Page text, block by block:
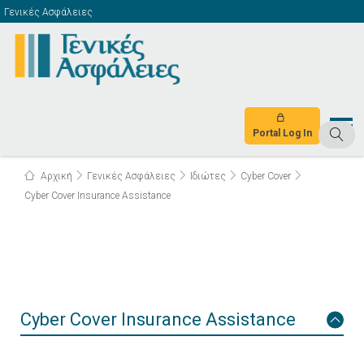
Γενικές Ασφάλειες
Portal Log In
Αρχική Γενικές Ασφάλειες Ιδιώτες
Cyber Cover
Cyber Cover Insurance Assistance
Cyber Cover Insurance Assistance